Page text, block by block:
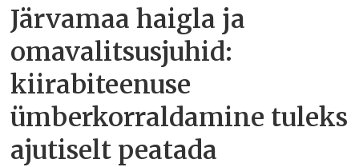
Järvamaa haigla ja
omavalitsusjuhid:
kiirabiteenuse
ümberkorraldamine tuleks
ajutiselt peatada